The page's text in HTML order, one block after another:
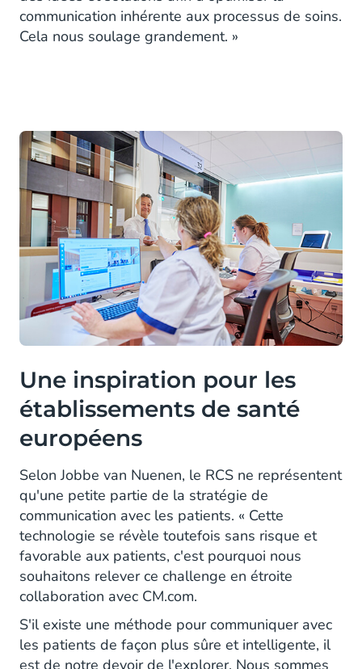
communication inhérente aux processus de soins.
Cela nous soulage grandement. »
Une inspiration pour les
établissements de santé
européens
Selon Jobbe van Nuenen, le RCS ne représentent
qu'une petite partie de la stratégie de
communication avec les patients. « Cette
technologie se révèle toutefois sans risque et
favorable aux patients, c'est pourquoi nous
souhaitons relever ce challenge en étroite
collaboration avec CM.com.
S'il existe une méthode pour communiquer avec
les patients de façon plus sûre et intelligente, il